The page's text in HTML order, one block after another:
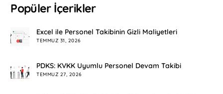
Popüler İçerikler
Excel ile Personel Takibinin Gizli Maliyetleri
TEMMUZ 31, 2026
PDKS: KVKK Uyumlu Personel Devam Takibi
TEMMUZ 27, 2026